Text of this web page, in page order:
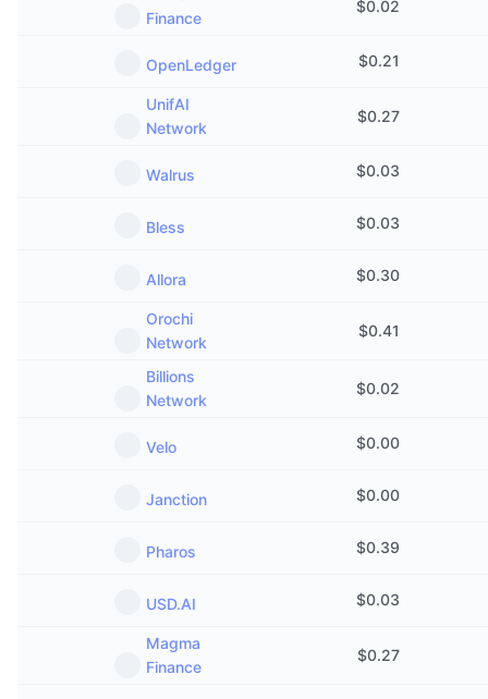
Finance
$0.02
OpenLedger $0.21
UnifAI
Network
$0.27
Walrus $0.03
Bless $0.03
Allora $0.30
Orochi
Network
$0.41
Billions
Network
$0.02
Velo $0.00
Janction $0.00
Pharos $0.39
USD.AI $0.03
Magma
Finance
$0.27